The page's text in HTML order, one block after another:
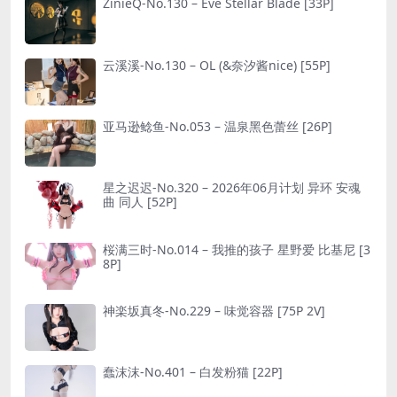
ZinieQ-No.130 – Eve Stellar Blade [33P]
云溪溪-No.130 – OL (&奈汐酱nice) [55P]
亚马逊鲶鱼-No.053 – 温泉黑色蕾丝 [26P]
星之迟迟-No.320 – 2026年06月计划 异环 安魂
曲 同人 [52P]
桜满三时-No.014 – 我推的孩子 星野爱 比基尼 [3
8P]
神楽坂真冬-No.229 – 味觉容器 [75P 2V]
蠢沫沫-No.401 – 白发粉猫 [22P]